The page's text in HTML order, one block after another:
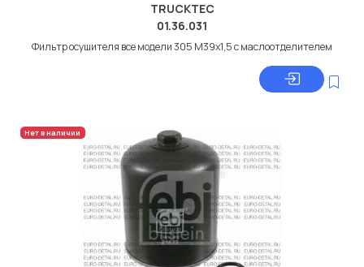
TRUCKTEC
01.36.031
Фильтр осушителя все модели 305 M39x1,5 с маслоотделителем
Нет в наличии